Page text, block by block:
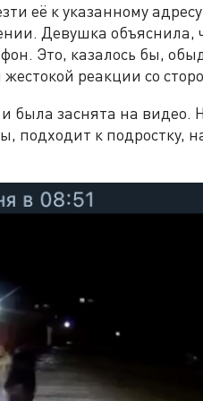
её к указанному
Девушка объяснила,
Это, казалось бы,
реакции со
была заснята на видео.
к подростку,